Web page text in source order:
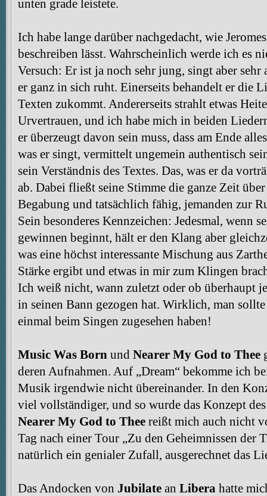
unten grade leistete.
Ich habe lange darüber nachgedacht, wie
beschreiben lässt. Wahrscheinlich werde ich es
Versuch: Er ist ja noch sehr jung, singt aber
er ganz in sich ruht. Einerseits behandelt er die
Texten zukommt. Andererseits strahlt etwas
Urvertrauen, und ich habe mich in beiden
er überzeugt davon sein muss, dass am Ende
was er singt, vermittelt ungemein authentisch
sein Verständnis des Textes. Das, was er da
ab. Dabei fließt seine Stimme die ganze Zeit
Begabung und tatsächlich fähig, jemanden zur
Sein besonderes Kennzeichen: Jedesmal, wenn
gewinnen beginnt, hält er den Klang aber
was eine höchst interessante Mischung aus
Stärke ergibt und etwas in mir zum Klingen
Ich weiß nicht, wann zuletzt oder ob überhaupt
in seinen Bann gezogen hat. Wirklich, man
einmal beim Singen zugesehen haben!
Music Was Born und Nearer My God to Thee
deren Aufnahmen. Auf „Dream“ bekomme ich
Musik irgendwie nicht übereinander. In den
viel vollständiger, und so wurde das Konzept
Nearer My God to Thee reißt mich auch nicht
Tag nach einer Tour „Zu den Geheimnissen der
natürlich ein genialer Zufall, ausgerechnet das
Das Andocken von Jubilate an Libera hatte